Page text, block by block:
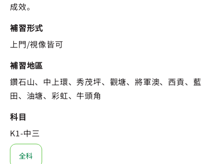
成效。
補習形式
上門/視像皆可
補習地區
鑽石山、中上環、秀茂坪、觀塘、將軍澳、西貢、藍
田、油塘、彩虹、牛頭角
科目
K1-中三
全科